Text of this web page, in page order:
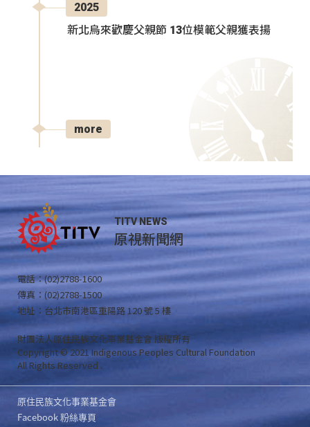
2025
新北烏來歡慶父親節 13位模範父親獲表揚
more
TITV NEWS
原視新聞網
電話：(02)2788-1600
傳真：(02)2788-1500
地址：台北市南港區重陽路 120 號 5 樓
財團法人原住民族文化事業基金會 版權所有
Copyright © 2021 Indigenous Peoples Cultural Foundation
All Rights Reserved .
原住民族文化事業基金會
Facebook 粉絲專頁